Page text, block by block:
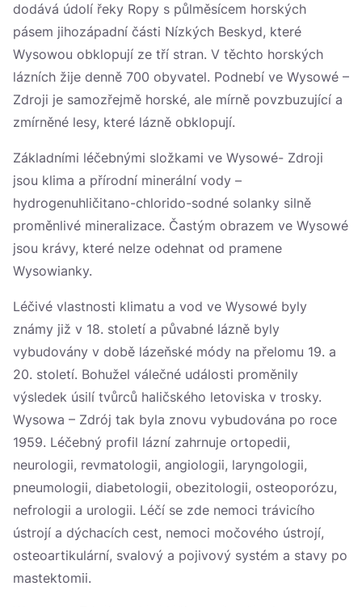
dodává údolí řeky Ropy s půlměsícem horských
pásem jihozápadní části Nízkých Beskyd, které
Wysowou obklopují ze tří stran. V těchto horských
lázních žije denně 700 obyvatel. Podnebí ve Wysowé –
Zdroji je samozřejmě horské, ale mírně povzbuzující a
zmírněné lesy, které lázně obklopují.
Základními léčebnými složkami ve Wysowé- Zdroji
jsou klima a přírodní minerální vody –
hydrogenuhličitano-chlorido-sodné solanky silně
proměnlivé mineralizace. Častým obrazem ve Wysowé
jsou krávy, které nelze odehnat od pramene
Wysowianky.
Léčivé vlastnosti klimatu a vod ve Wysowé byly
známy již v 18. století a půvabné lázně byly
vybudovány v době lázeňské módy na přelomu 19. a
20. století. Bohužel válečné události proměnily
výsledek úsilí tvůrců haličského letoviska v trosky.
Wysowa – Zdrój tak byla znovu vybudována po roce
1959. Léčebný profil lázní zahrnuje ortopedii,
neurologii, revmatologii, angiologii, laryngologii,
pneumologii, diabetologii, obezitologii, osteoporózu,
nefrologii a urologii. Léčí se zde nemoci trávicího
ústrojí a dýchacích cest, nemoci močového ústrojí,
osteoartikulární, svalový a pojivový systém a stavy po
mastektomii.